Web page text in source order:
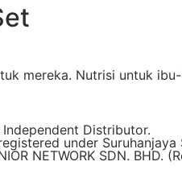
mereka. Nutrisi untuk
Independent Distributor.
under
NETWORK SDN. BHD.